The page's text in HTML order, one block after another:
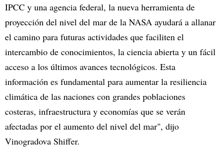
IPCC y una agencia federal, la nueva herramienta de
proyección del nivel del mar de la NASA ayudará a allanar
el camino para futuras actividades que faciliten el
intercambio de conocimientos, la ciencia abierta y un fácil
acceso a los últimos avances tecnológicos. Esta
información es fundamental para aumentar la resiliencia
climática de las naciones con grandes poblaciones
costeras, infraestructura y economías que se verán
afectadas por el aumento del nivel del mar", dijo
Vinogradova Shiffer.